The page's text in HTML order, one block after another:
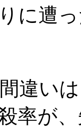
に遭
違い
率が